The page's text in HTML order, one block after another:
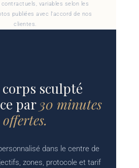
variables selon les
publiées avec l’accord de nos
clientes.
sculpté
par 30 minutes
offertes.
dans le centre de
zones, protocole et tarif